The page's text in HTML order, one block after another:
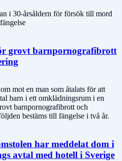
i 30-årsåldern för försök till mord
grovt barnpornografibrott
mot en man som åtalats för att
barn i ett omklädningsrum i en
barnpornografibrott och
bestäms till fängelse i två år.
har meddelat dom i
avtal med hotell i Sverige